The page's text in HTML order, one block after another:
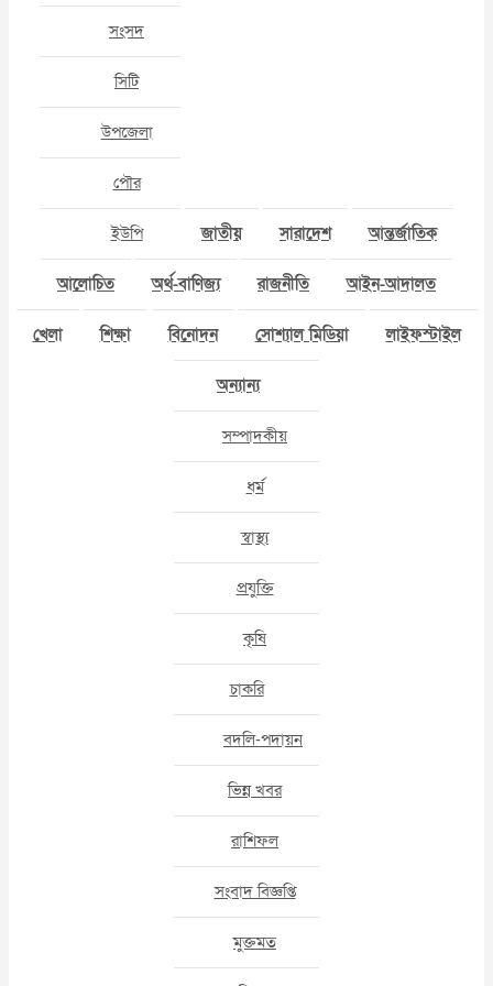
সংসদ
সিটি
উপজেলা
পৌর
ইউপি জাতীয় সারাদেশ আন্তর্জাতিক
আলোচিত অর্থ-বাণিজ্য রাজনীতি আইন-আদালত
খেলা শিক্ষা বিনোদন সোশ্যাল মিডিয়া লাইফস্টাইল
অন্যান্য
সম্পাদকীয়
ধর্ম
স্বাস্থ্য
প্রযুক্তি
কৃষি
চাকরি
বদলি-পদায়ন
ভিন্ন খবর
রাশিফল
সংবাদ বিজ্ঞপ্তি
মুক্তমত